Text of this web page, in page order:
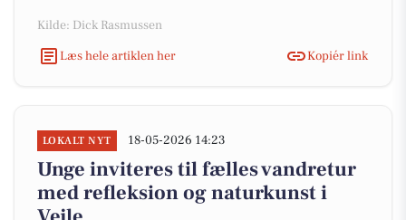
Kilde: Dick Rasmussen
Læs hele artiklen her
Kopiér link
LOKALT NYT 18-05-2026 14:23
Unge inviteres til fælles vandretur
med refleksion og naturkunst i